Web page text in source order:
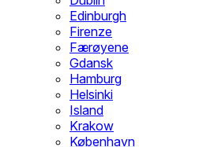
Edinburgh
Firenze
Færøyene
Gdansk
Hamburg
Helsinki
Island
Krakow
København